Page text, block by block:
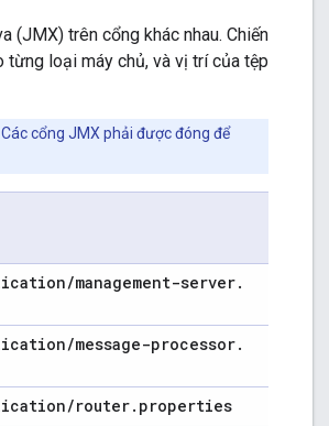
(JMX) trên cổng khác nhau. Chiến
loại máy chủ, và vị trí của tệp
cổng JMX phải được đóng để
/management-server.
/message-processor.
/router. properties